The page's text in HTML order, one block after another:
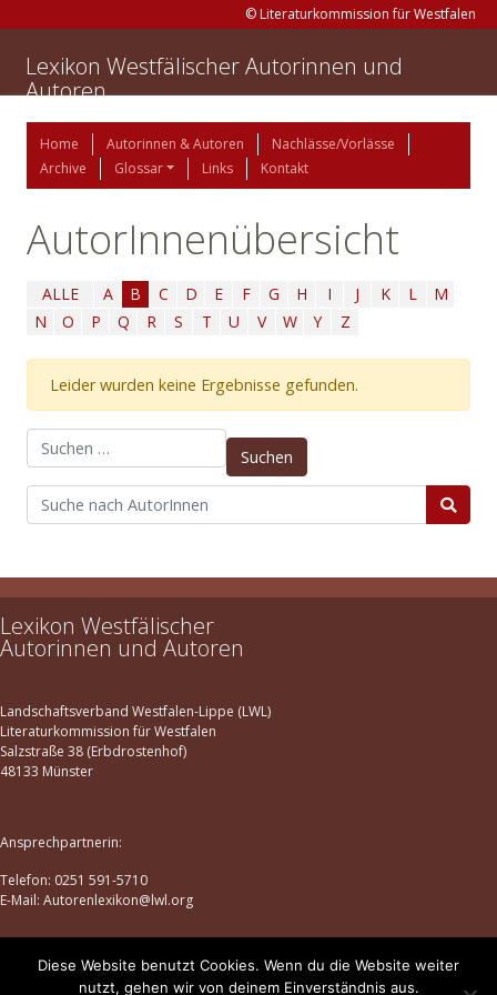
© Literaturkommission für Westfalen
Lexikon Westfälischer Autorinnen und
Autoren
Home Autorinnen & Autoren
Nachlässe/Vorlässe
Archive
Glossar Links Kontakt
AutorInnenübersicht
ALLE A B C D E F G H I J K L
M
N
O P Q R S T U V W Y Z
Leider wurden keine Ergebnisse gefunden.
Suchen nach:
Lexikon Westfälischer
Autorinnen und Autoren
Landschaftsverband Westfalen-Lippe (LWL)
Literaturkommission für Westfalen
Salzstraße 38 (Erbdrostenhof)
48133 Münster
Ansprechpartnerin:
Telefon: 0251 591-5710
E-Mail: Autorenlexikon@lwl.org
Datenschutz |Impressum
Diese Website benutzt Cookies. Wenn du die Website weiter
nutzt, gehen wir von deinem Einverständnis aus.